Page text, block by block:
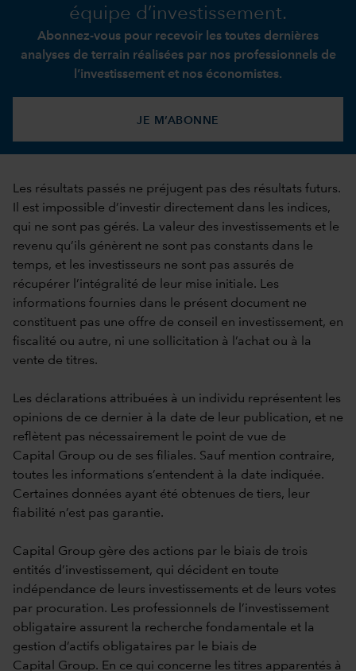
équipe d’investissement.
Abonnez-vous pour recevoir les toutes dernières
analyses de terrain réalisées par nos professionnels de
l’investissement et nos économistes.
JE M’ABONNE
Les résultats passés ne préjugent pas des résultats futurs.
Il est impossible d’investir directement dans les indices,
qui ne sont pas gérés. La valeur des investissements et le
revenu qu’ils génèrent ne sont pas constants dans le
temps, et les investisseurs ne sont pas assurés de
récupérer l’intégralité de leur mise initiale. Les
informations fournies dans le présent document ne
constituent pas une offre de conseil en investissement, en
fiscalité ou autre, ni une sollicitation à l’achat ou à la
vente de titres.
Les déclarations attribuées à un individu représentent les
opinions de ce dernier à la date de leur publication, et ne
reflètent pas nécessairement le point de vue de
Capital Group ou de ses filiales. Sauf mention contraire,
toutes les informations s’entendent à la date indiquée.
Certaines données ayant été obtenues de tiers, leur
fiabilité n’est pas garantie.
Capital Group gère des actions par le biais de trois
entités d’investissement, qui décident en toute
indépendance de leurs investissements et de leurs votes
par procuration. Les professionnels de l’investissement
obligataire assurent la recherche fondamentale et la
gestion d’actifs obligataires par le biais de
Capital Group. En ce qui concerne les titres apparentés à